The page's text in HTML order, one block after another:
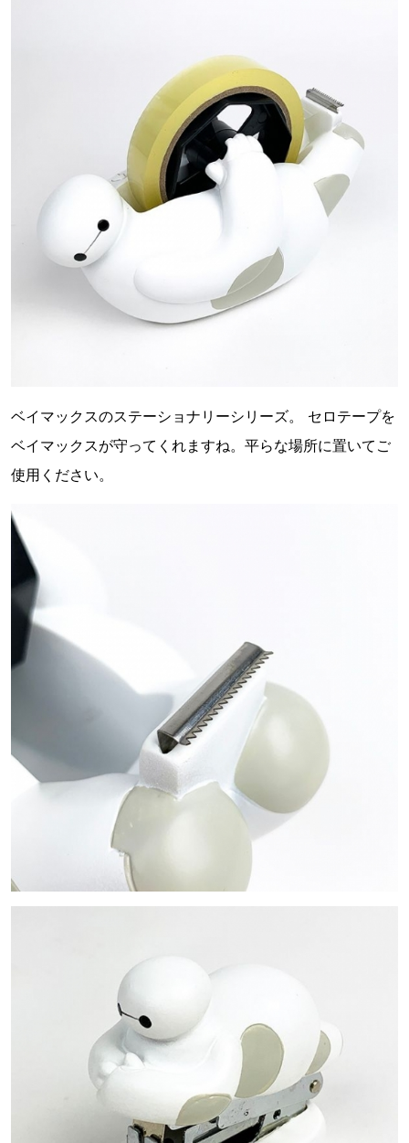
ベイマックスのステーショナリーシリーズ。 セロテープを
ベイマックスが守ってくれますね。平らな場所に置いてご
使用ください。